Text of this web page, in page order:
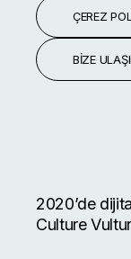
ÇEREZ
BIZE
2020’de
Culture